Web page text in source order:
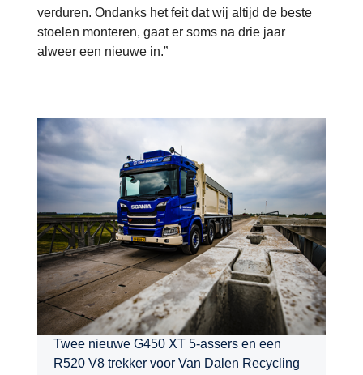
verduren. Ondanks het feit dat wij altijd de beste
stoelen monteren, gaat er soms na drie jaar
alweer een nieuwe in.”
Twee nieuwe G450 XT 5-assers en een
R520 V8 trekker voor Van Dalen Recycling